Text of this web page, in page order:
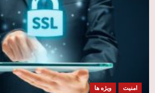
امنیت ویژه ها